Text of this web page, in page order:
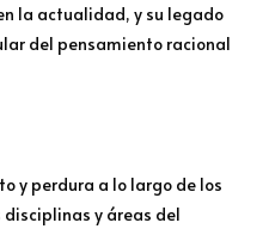
la actualidad, y su legado
del pensamiento racional
y perdura a lo largo de los
y áreas del